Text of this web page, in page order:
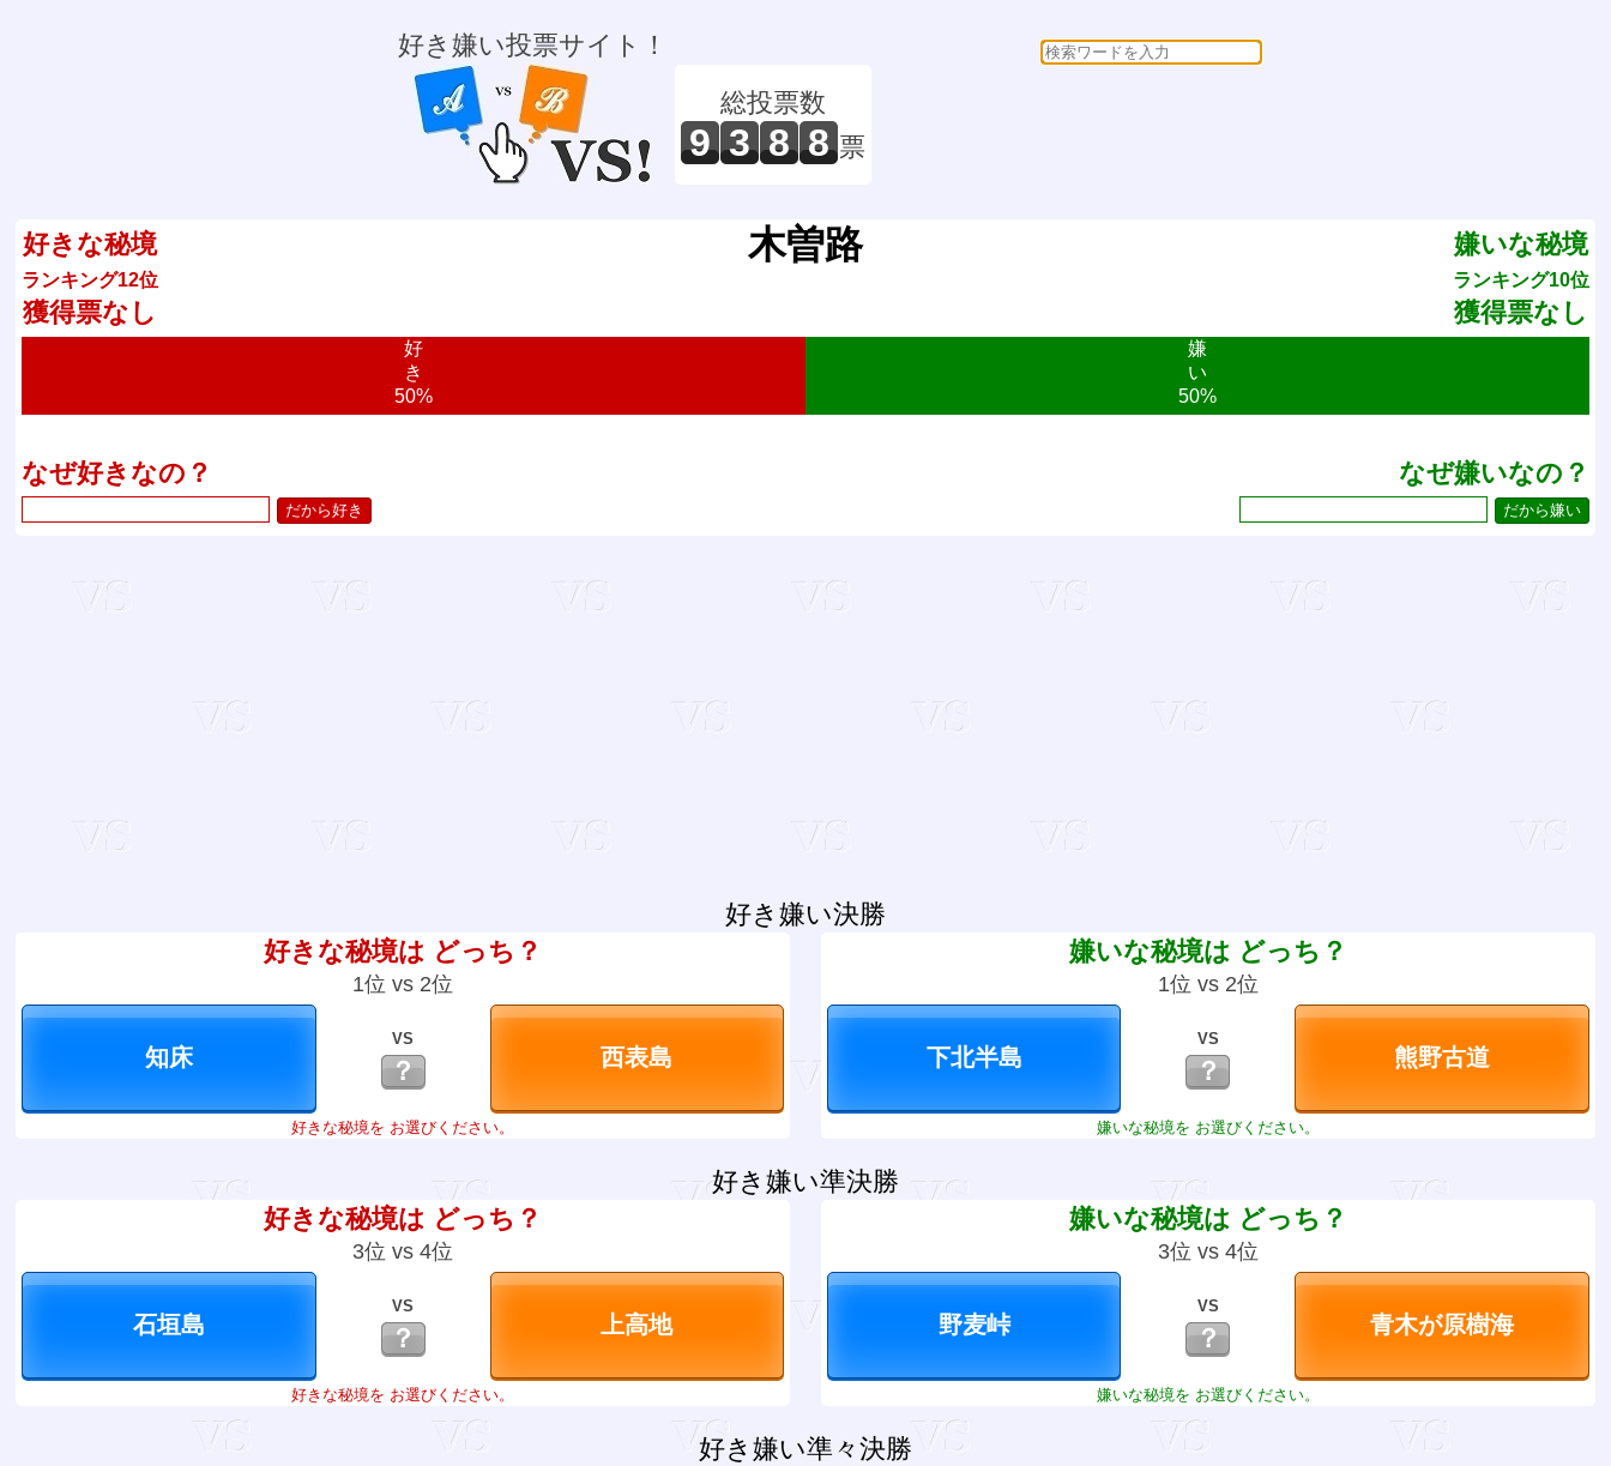
好き嫌い投票サイト！
総投票数
9 3 8 8 票
好きな秘境
ランキング12位
獲得票なし
嫌いな秘境
ランキング10位
獲得票なし
木曽路
好
き
50%
嫌
い
50%
なぜ好きなの？ なぜ嫌いなの？
好き嫌い決勝
好きな秘境は どっち？
1位 vs 2位
VS
？
好きな秘境を お選びください。
嫌いな秘境は どっち？
1位 vs 2位
VS
？
嫌いな秘境を お選びください。
好き嫌い準決勝
好きな秘境は どっち？
3位 vs 4位
VS
？
好きな秘境を お選びください。
嫌いな秘境は どっち？
3位 vs 4位
VS
？
嫌いな秘境を お選びください。
好き嫌い準々決勝